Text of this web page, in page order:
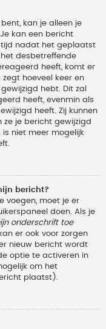
kan je alleen je
kan een bericht
nadat het geplaatst
desbetreffende
heeft, komt er
hoeveel keer en
hebt. Dit zal
heeft, evenmin als
heeft. Zij kunnen
je bericht gewijzigd
is niet meer mogelijk
bericht?
voegen, moet je er
doen. Als je
onderschrift toe
er ook voor zorgen
nieuw bericht wordt
optie te activeren in
om het
plaatst).